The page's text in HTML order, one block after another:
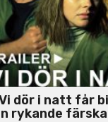
dör i natt får
rykande